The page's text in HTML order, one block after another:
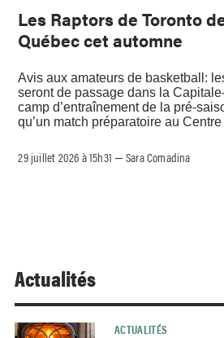
Les Raptors de Toronto
Québec cet automne
Avis aux amateurs de basketball:
seront de passage dans la
camp d’entraînement de la pré-
qu’un match préparatoire au
29 juillet 2026 à 15h31 –Sara Comadina
Actualités
ACTUALITÉS